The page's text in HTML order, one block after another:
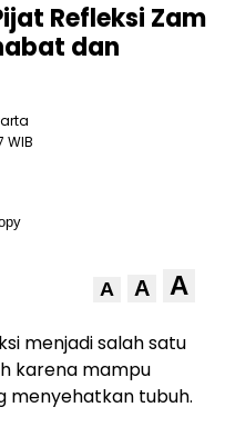
Refleksi Zam
dan
WIB
A A A
menjadi salah satu
karena mampu
menyehatkan tubuh.